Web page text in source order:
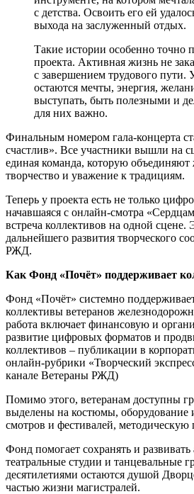
с детства. Освоить его ей
выхода на заслуженный отдых.
Такие истории особенно точно
проекта. Активная жизнь не
с завершением трудового пути.
остаются мечты, энергия,
выступать, быть полезными и
для них важно.
Финальным номером гала-концерта
счастлив». Все участники вышли на
единая команда, которую объединяют
творчество и уважение к традициям.
Теперь у проекта есть не только
начавшаяся с онлайн-смотра
встреча коллективов на одной сцене.
дальнейшего развития творческого
РЖД.
Как Фонд «Почёт» поддерживает
Фонд «Почёт» системно
коллективы ветеранов
работа включает финансовую и
развитие цифровых форматов и
коллективов – публикации в
онлайн-рубрики «Творческий
канале Ветераны РЖД)
Помимо этого, ветеранам доступны
выделены на костюмы, оборудование
смотров и фестивалей,
Фонд помогает сохранять и
театральные студии и танцевальные
десятилетиями остаются душой
частью жизни магистралей.